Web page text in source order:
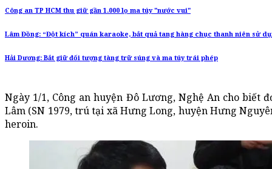
Công an TP HCM thu giữ gần 1.000 lọ ma túy "nước vui"
Lâm Đồng: “Đột kích” quán karaoke, bắt quả tang hàng chục thanh niên sử
Hải Dương: Bắt giữ đối tượng tàng trữ súng và ma túy trái phép
Ngày 1/1, Công an huyện Đô Lương, Nghệ An cho biết
Lâm (SN 1979, trú tại xã Hưng Long, huyện Hưng
heroin.